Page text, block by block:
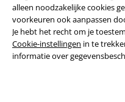
alleen noodzakelijke cookies
voorkeuren ook aanpassen
Je hebt het recht om je
Cookie-instellingen in te
informatie over
Verklaring van conformiteit
Informatie over toegankelijkheid